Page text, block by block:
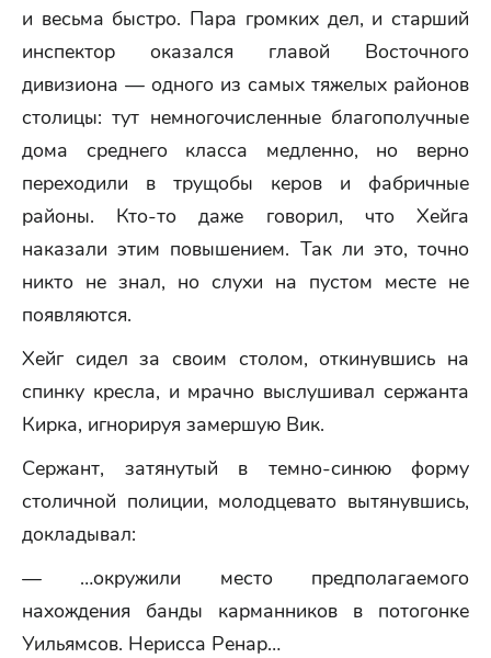
и весьма быстро. Пара громких дел, и старший
инспектор оказался главой Восточного
дивизиона — одного из самых тяжелых районов
столицы: тут немногочисленные благополучные
дома среднего класса медленно, но верно
переходили в трущобы керов и фабричные
районы. Кто-то даже говорил, что Хейга
наказали этим повышением. Так ли это, точно
никто не знал, но слухи на пустом месте не
появляются.
Хейг сидел за своим столом, откинувшись на
спинку кресла, и мрачно выслушивал сержанта
Кирка, игнорируя замершую Вик.
Сержант, затянутый в темно-синюю форму
столичной полиции, молодцевато вытянувшись,
докладывал:
— …окружили место предполагаемого
нахождения банды карманников в потогонке
Уильямсов. Нерисса Ренар…